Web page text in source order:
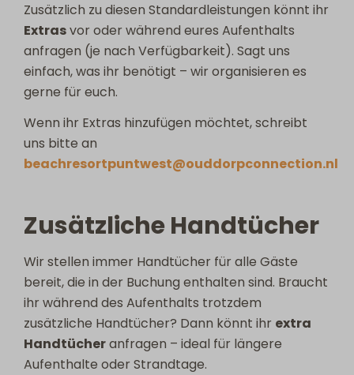
Zusätzlich zu diesen Standardleistungen könnt ihr
Extrasvor oder während eures Aufenthalts
anfragen (je nach Verfügbarkeit). Sagt uns
einfach, was ihr benötigt – wir organisieren es
gerne für euch.
Wenn ihr Extras hinzufügen möchtet, schreibt
uns bitte an
beachresortpuntwest@ouddorpconnection.nl
Zusätzliche Handtücher
Wir stellen immer Handtücher für alle Gäste
bereit, die in der Buchung enthalten sind. Braucht
ihr während des Aufenthalts trotzdem
zusätzliche Handtücher? Dann könnt ihr extra
Handtücheranfragen – ideal für längere
Aufenthalte oder Strandtage.